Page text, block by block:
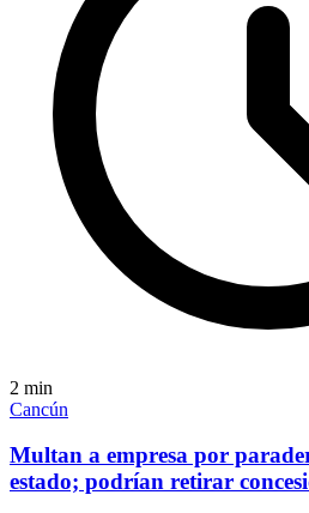
2 min
Cancún
Multan a empresa por
estado; podrían retirar